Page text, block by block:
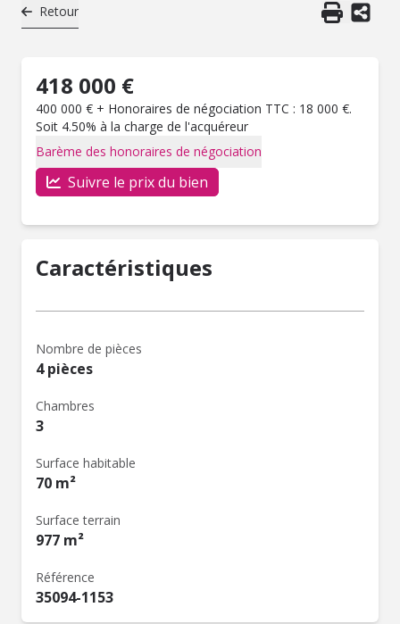
Retour
418 000 €
400 000 € + Honoraires de négociation TTC : 18 000 €.
Soit 4.50% à la charge de l'acquéreur
Barème des honoraires de négociation
Suivre le prix du bien
Caractéristiques
Nombre de pièces
4 pièces
Chambres
3
Surface habitable
70 m²
Surface terrain
977 m²
Référence
35094-1153